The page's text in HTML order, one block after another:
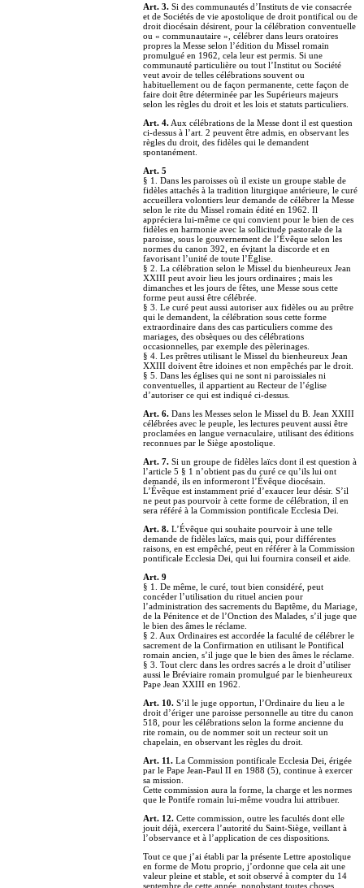
Art. 3. Si des communautés d’Instituts de vie consacrée
et de Sociétés de vie apostolique de droit pontifical ou de
droit diocésain désirent, pour la célébration conventuelle
ou « communautaire », célébrer dans leurs oratoires
propres la Messe selon l’édition du Missel romain
promulgué en 1962, cela leur est permis. Si une
communauté particulière ou tout l’Institut ou Société
veut avoir de telles célébrations souvent ou
habituellement ou de façon permanente, cette façon de
faire doit être déterminée par les Supérieurs majeurs
selon les règles du droit et les lois et statuts particuliers.
Art. 4. Aux célébrations de la Messe dont il est question
ci-dessus à l’art. 2 peuvent être admis, en observant les
règles du droit, des fidèles qui le demandent
spontanément.
Art. 5
§ 1. Dans les paroisses où il existe un groupe stable de
fidèles attachés à la tradition liturgique antérieure, le curé
accueillera volontiers leur demande de célébrer la Messe
selon le rite du Missel romain édité en 1962. Il
appréciera lui-même ce qui convient pour le bien de ces
fidèles en harmonie avec la sollicitude pastorale de la
paroisse, sous le gouvernement de l’Évêque selon les
normes du canon 392, en évitant la discorde et en
favorisant l’unité de toute l’Église.
§ 2. La célébration selon le Missel du bienheureux Jean
XXIII peut avoir lieu les jours ordinaires ; mais les
dimanches et les jours de fêtes, une Messe sous cette
forme peut aussi être célébrée.
§ 3. Le curé peut aussi autoriser aux fidèles ou au prêtre
qui le demandent, la célébration sous cette forme
extraordinaire dans des cas particuliers comme des
mariages, des obsèques ou des célébrations
occasionnelles, par exemple des pèlerinages.
§ 4. Les prêtres utilisant le Missel du bienheureux Jean
XXIII doivent être idoines et non empêchés par le droit.
§ 5. Dans les églises qui ne sont ni paroissiales ni
conventuelles, il appartient au Recteur de l’église
d’autoriser ce qui est indiqué ci-dessus.
Art. 6. Dans les Messes selon le Missel du B. Jean XXIII
célébrées avec le peuple, les lectures peuvent aussi être
proclamées en langue vernaculaire, utilisant des éditions
reconnues par le Siège apostolique.
Art. 7. Si un groupe de fidèles laïcs dont il est question à
l’article 5 § 1 n’obtient pas du curé ce qu’ils lui ont
demandé, ils en informeront l’Évêque diocésain.
L’Évêque est instamment prié d’exaucer leur désir. S’il
ne peut pas pourvoir à cette forme de célébration, il en
sera référé à la Commission pontificale Ecclesia Dei.
Art. 8. L’Évêque qui souhaite pourvoir à une telle
demande de fidèles laïcs, mais qui, pour différentes
raisons, en est empêché, peut en référer à la Commission
pontificale Ecclesia Dei, qui lui fournira conseil et aide.
Art. 9
§ 1. De même, le curé, tout bien considéré, peut
concéder l’utilisation du rituel ancien pour
l’administration des sacrements du Baptême, du Mariage,
de la Pénitence et de l’Onction des Malades, s’il juge que
le bien des âmes le réclame.
§ 2. Aux Ordinaires est accordée la faculté de célébrer le
sacrement de la Confirmation en utilisant le Pontifical
romain ancien, s’il juge que le bien des âmes le réclame.
§ 3. Tout clerc dans les ordres sacrés a le droit d’utiliser
aussi le Bréviaire romain promulgué par le bienheureux
Pape Jean XXIII en 1962.
Art. 10. S’il le juge opportun, l’Ordinaire du lieu a le
droit d’ériger une paroisse personnelle au titre du canon
518, pour les célébrations selon la forme ancienne du
rite romain, ou de nommer soit un recteur soit un
chapelain, en observant les règles du droit.
Art. 11. La Commission pontificale Ecclesia Dei, érigée
par le Pape Jean-Paul II en 1988 (5), continue à exercer
sa mission.
Cette commission aura la forme, la charge et les normes
que le Pontife romain lui-même voudra lui attribuer.
Art. 12. Cette commission, outre les facultés dont elle
jouit déjà, exercera l’autorité du Saint-Siège, veillant à
l’observance et à l’application de ces dispositions.
Tout ce que j’ai établi par la présente Lettre apostolique
en forme de Motu proprio, j’ordonne que cela ait une
valeur pleine et stable, et soit observé à compter du 14
septembre de cette année, nonobstant toutes choses